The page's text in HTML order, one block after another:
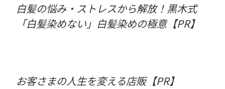
白髪の悩み・ストレスから解放！黒木式
「白髪染めない」白髪染めの極意【PR】
お客さまの人生を変える店販【PR】